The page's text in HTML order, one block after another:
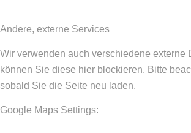
Andere, externe Services
Wir verwenden auch verschiedene
können Sie diese hier blockieren. Bitte
sobald Sie die Seite neu laden.
Google Maps Settings: